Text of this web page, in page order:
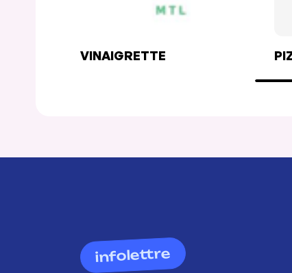
VINAIGRETTE
infolettre